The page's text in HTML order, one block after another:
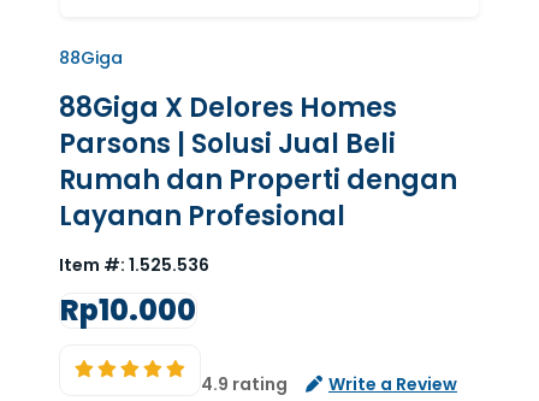
88Giga
88Giga X Delores Homes
Parsons | Solusi Jual Beli
Rumah dan Properti dengan
Layanan Profesional
Item #: 1.525.536
Rp10.000
4.9 rating Write a Review